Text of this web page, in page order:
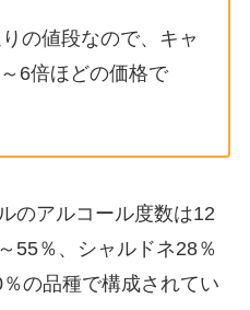
の値段なので、キャ
6倍ほどの価格で
のアルコール度数は12
55％、シャルドネ28％
の品種で構成されてい